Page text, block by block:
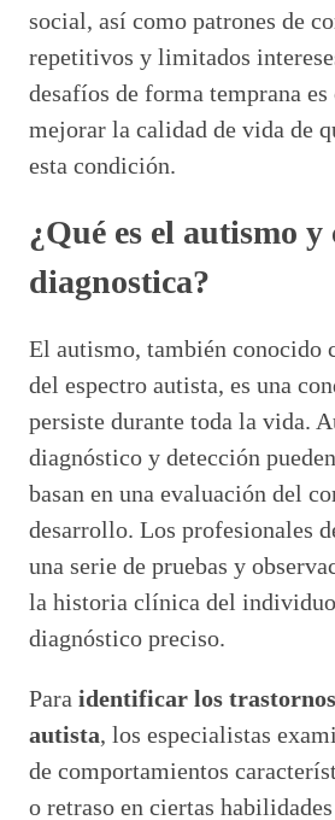
social, así como patrones de
repetitivos y limitados
desafíos de forma temprana
mejorar la calidad de vida de
esta condición.
¿Qué es el autismo y
diagnostica?
El autismo, también conocido
del espectro autista, es una
persiste durante toda la vida.
diagnóstico y detección
basan en una evaluación del
desarrollo. Los profesionales
una serie de pruebas y
la historia clínica del
diagnóstico preciso.
Para identificar los
autista, los especialistas
de comportamientos
o retraso en ciertas